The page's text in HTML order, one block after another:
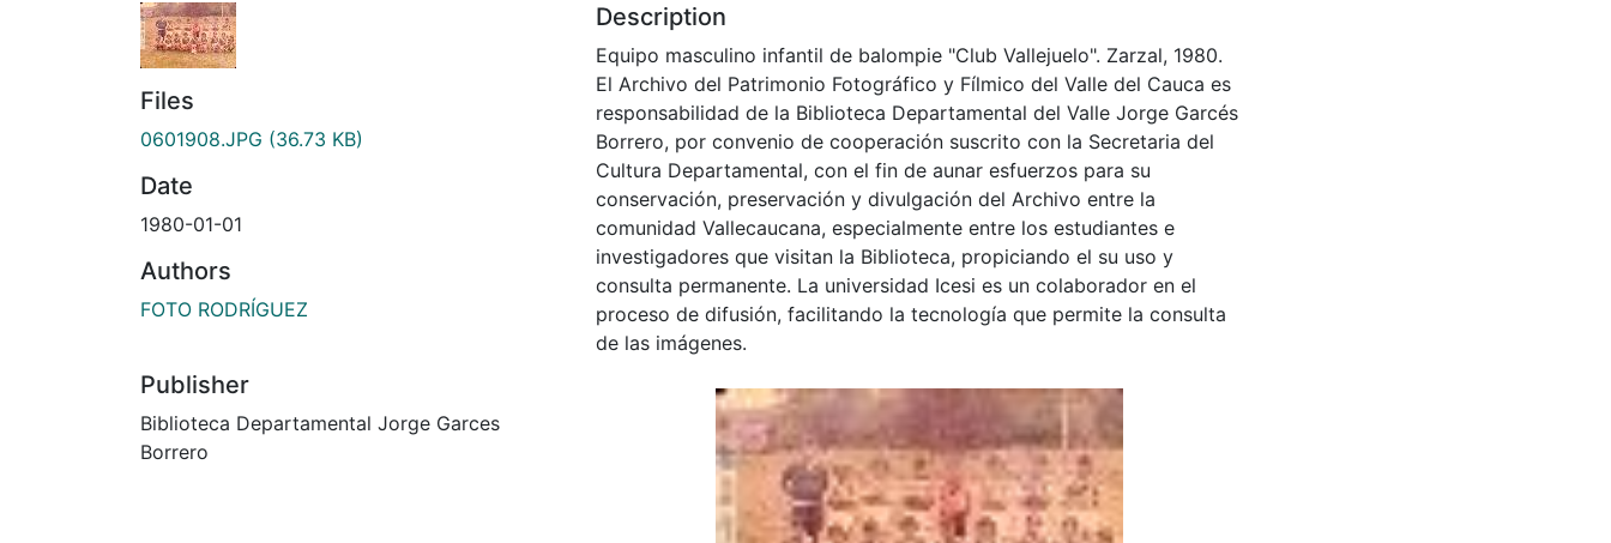
Files
0601908.JPG (36.73 KB)
Date
1980-01-01
Authors
FOTO RODRÍGUEZ
Publisher
Biblioteca Departamental Jorge Garces
Borrero
Description
Equipo masculino infantil de balompie "Club Vallejuelo". Zarzal, 1980.
El Archivo del Patrimonio Fotográfico y Fílmico del Valle del Cauca es
responsabilidad de la Biblioteca Departamental del Valle Jorge Garcés
Borrero, por convenio de cooperación suscrito con la Secretaria del
Cultura Departamental, con el fin de aunar esfuerzos para su
conservación, preservación y divulgación del Archivo entre la
comunidad Vallecaucana, especialmente entre los estudiantes e
investigadores que visitan la Biblioteca, propiciando el su uso y
consulta permanente. La universidad Icesi es un colaborador en el
proceso de difusión, facilitando la tecnología que permite la consulta
de las imágenes.